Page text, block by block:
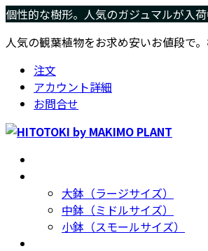
コ
テ
キ
ナ
ゲ
に
個性的な樹形。人気のガジュマルが入
人気の観葉植物をお求め安いお値段で
注文
アカウント詳細
お問合せ
大鉢（ラージサイズ）
中鉢（ミドルサイズ）
小鉢（スモールサイズ）